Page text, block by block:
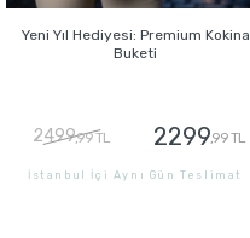
Yeni Yıl Hediyesi: Premium Kokina
Buketi
2499,99 TL 2299,99 TL
İstanbul İçi Aynı Gün Teslimat